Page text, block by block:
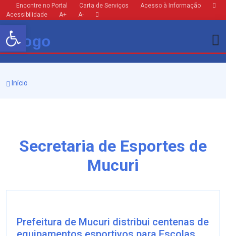
Barra de Ferramentas Aberta
Encontre no Portal Carta de Serviços
Acesso à Informação
Acessibilidade
A+ A-
Início
Secretaria de Esportes de
Mucuri
Prefeitura de Mucuri distribui centenas de